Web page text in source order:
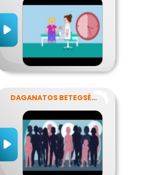
DAGANATOS BETEGSÉGEK